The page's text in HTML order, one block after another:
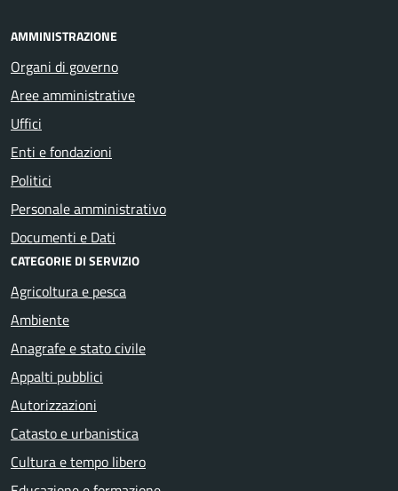
AMMINISTRAZIONE
Organi di governo
Aree amministrative
Uffici
Enti e fondazioni
Politici
Personale amministrativo
Documenti e Dati
CATEGORIE DI SERVIZIO
Agricoltura e pesca
Ambiente
Anagrafe e stato civile
Appalti pubblici
Autorizzazioni
Catasto e urbanistica
Cultura e tempo libero